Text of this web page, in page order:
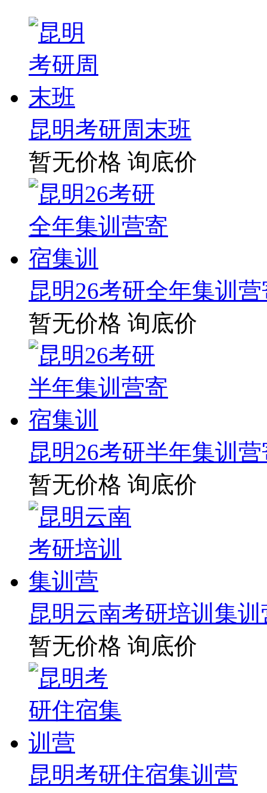
昆明考研周末班
暂无价格 询底价
昆明26考研全年集训
暂无价格 询底价
昆明26考研半年集训
暂无价格 询底价
昆明云南考研培训集训
暂无价格 询底价
昆明考研住宿集训营